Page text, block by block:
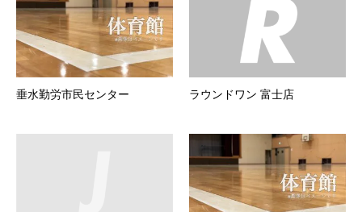
垂水勤労市民センター ラウンドワン 富士店